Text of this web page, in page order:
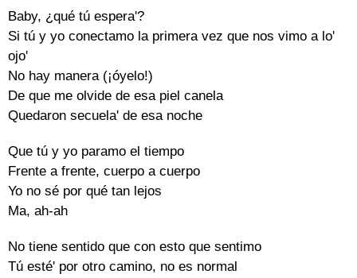
Baby, ¿qué tú espera'?
Si tú y yo conectamo la primera vez que nos vimo a lo'
ojo'
No hay manera (¡óyelo!)
De que me olvide de esa piel canela
Quedaron secuela' de esa noche
Que tú y yo paramo el tiempo
Frente a frente, cuerpo a cuerpo
Yo no sé por qué tan lejos
Ma, ah-ah
No tiene sentido que con esto que sentimo
Tú esté' por otro camino, no es normal